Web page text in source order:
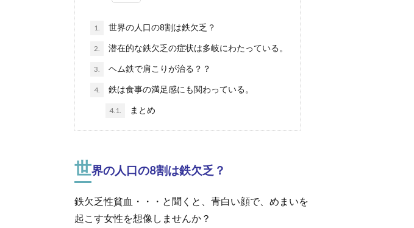
1. 世界の人口の8割は鉄欠乏？
2. 潜在的な鉄欠乏の症状は多岐にわたっている。
3. ヘム鉄で肩こりが治る？？
4. 鉄は食事の満足感にも関わっている。
4.1. まとめ
世界の人口の8割は鉄欠乏？
鉄欠乏性貧血・・・と聞くと、青白い顔で、めまいを
起こす女性を想像しませんか？